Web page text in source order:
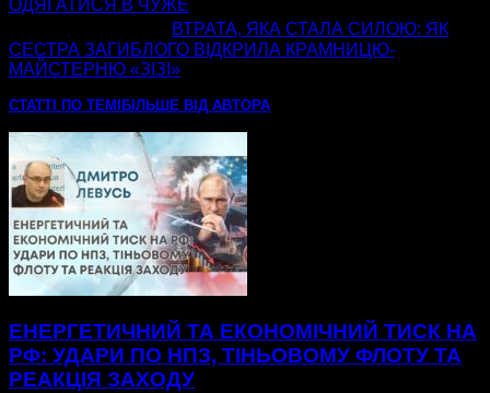
ОДЯГАТИСЯ В ЧУЖЕ
ВТРАТА, ЯКА СТАЛА СИЛОЮ: ЯК
СЕСТРА ЗАГИБЛОГО ВІДКРИЛА КРАМНИЦЮ-
МАЙСТЕРНЮ «ЗІЗІ»
СТАТТІ ПО ТЕМІ БІЛЬШЕ ВІД АВТОРА
ЕНЕРГЕТИЧНИЙ ТА ЕКОНОМІЧНИЙ ТИСК НА
РФ: УДАРИ ПО НПЗ, ТІНЬОВОМУ ФЛОТУ ТА
РЕАКЦІЯ ЗАХОДУ